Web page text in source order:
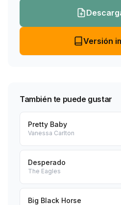
Versión
También te puede gustar
Pretty Baby
Vanessa Carlton
Desperado
The Eagles
Big Black Horse